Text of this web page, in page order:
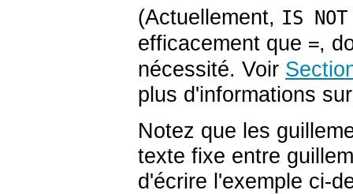
(Actuellement, IS NOT
efficacement que =,
nécessité. Voir
plus d'informations
Notez que les
texte fixe entre
d'écrire l'exemple ci-